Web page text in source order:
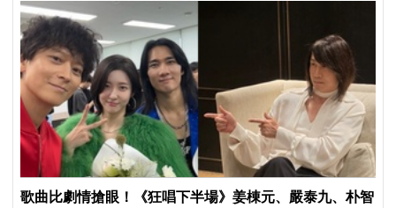
歌曲比劇情搶眼！《狂唱下半場》姜棟元、嚴泰九、朴智